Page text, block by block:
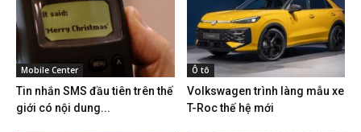
Mobile Center
Tin nhắn SMS đầu tiên trên thế
giới có nội dung...
Ô tô
Volkswagen trình làng mẫu xe
T-Roc thế hệ mới